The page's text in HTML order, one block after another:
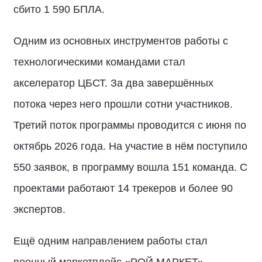
сбито 1 590 БПЛА.
Одним из основных инструментов работы с
технологическими командами стал
акселератор ЦБСТ. За два завершённых
потока через него прошли сотни участников.
Третий поток программы проводится с июня по
октябрь 2026 года. На участие в нём поступило
550 заявок, в программу вошла 151 команда. С
проектами работают 14 трекеров и более 90
экспертов.
Ещё одним направлением работы стал